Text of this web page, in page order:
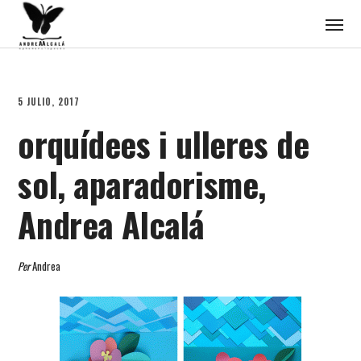
5 JULIO, 2017
orquídees i ulleres de
sol, aparadorisme,
Andrea Alcalá
PerAndrea